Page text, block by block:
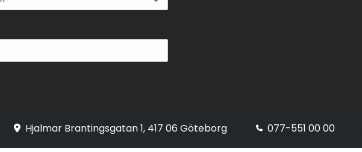
Hjalmar Brantingsgatan 1, 417 06 Göteborg 077-551 00 00